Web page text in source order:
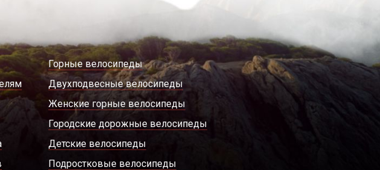
Горные велосипеды
Двухподвесные велосипеды
Женские горные велосипеды
Городские дорожные велосипеды
Детские велосипеды
Подростковые велосипеды